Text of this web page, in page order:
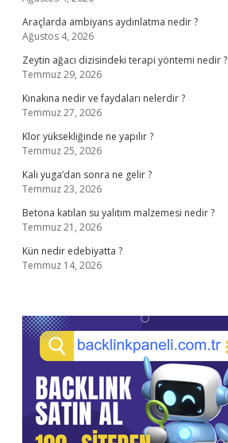
Araçlarda ambiyans aydınlatma nedir ?
Ağustos 4, 2026
Zeytin ağacı dizisindeki terapi yöntemi nedir ?
Temmuz 29, 2026
Kınakına nedir ve faydaları nelerdir ?
Temmuz 27, 2026
Klor yüksekliğinde ne yapılır ?
Temmuz 25, 2026
Kali yuga’dan sonra ne gelir ?
Temmuz 23, 2026
Betona katılan su yalıtım malzemesi nedir ?
Temmuz 21, 2026
Kün nedir edebiyatta ?
Temmuz 14, 2026